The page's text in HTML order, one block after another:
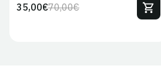
Preço
70,00€Preço
35,00€